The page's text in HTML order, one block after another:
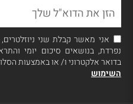
אני מאשר קבלת שני
נפרדת, בנושאים סיכום יומי
בדואר אלקטרוני ו/ או באמצעות
השימוש